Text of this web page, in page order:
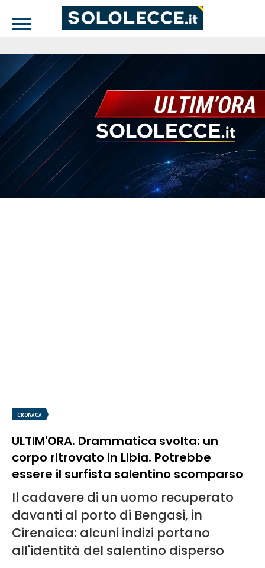
CRONACA
ULTIM'ORA. Drammatica svolta: un
corpo ritrovato in Libia. Potrebbe
essere il surfista salentino scomparso
Il cadavere di un uomo recuperato
davanti al porto di Bengasi, in
Cirenaica: alcuni indizi portano
all'identità del salentino disperso